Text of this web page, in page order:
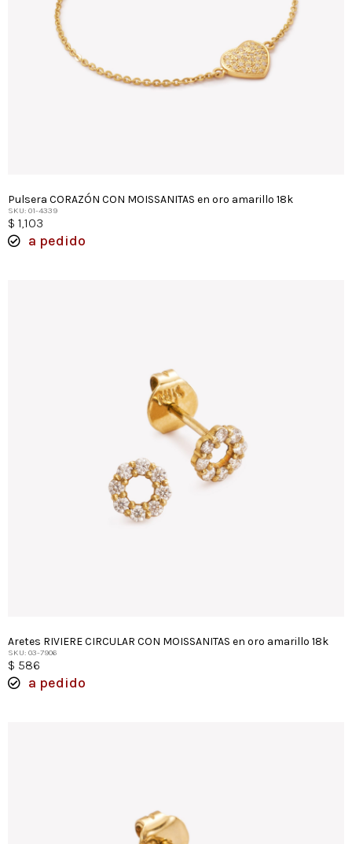
Pulsera CORAZÓN CON MOISSANITAS en oro amarillo 18k
SKU: 01-4339
$ 1,103
a pedido
Aretes RIVIERE CIRCULAR CON MOISSANITAS en oro amarillo 18k
SKU: 03-7906
$ 586
a pedido